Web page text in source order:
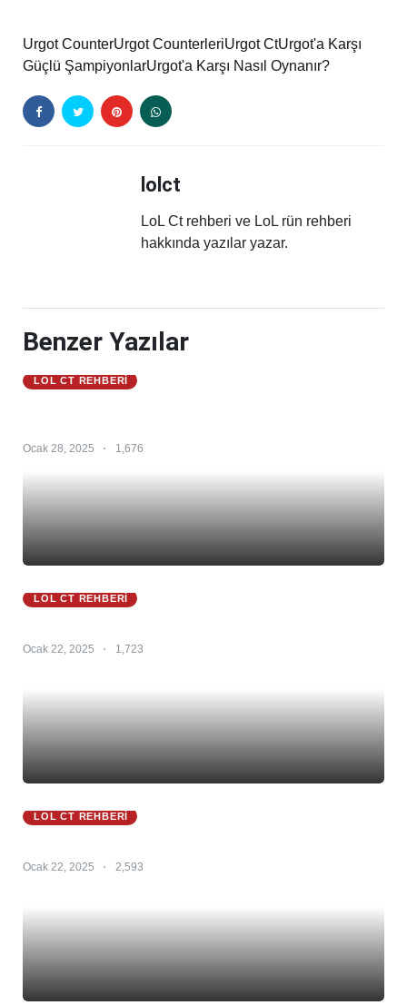
Urgot CounterUrgot CounterleriUrgot CtUrgot'a Karşı
Güçlü ŞampiyonlarUrgot'a Karşı Nasıl Oynanır?
lolct
LoL Ct rehberi ve LoL rün rehberi
hakkında yazılar yazar.
Benzer Yazılar
LOL CT REHBERI
Ocak 28, 2025 1,676
LOL CT REHBERI
Ocak 22, 2025 1,723
LOL CT REHBERI
Ocak 22, 2025 2,593